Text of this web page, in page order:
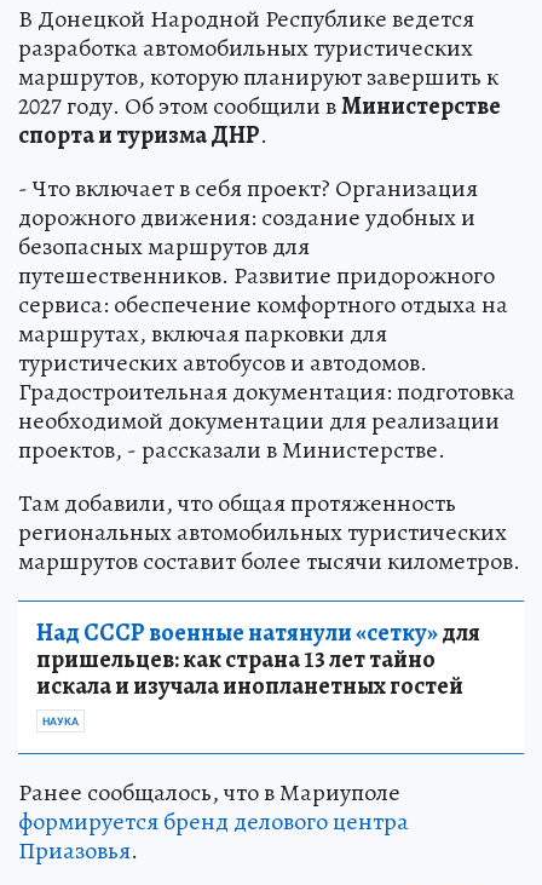
В Донецкой Народной Республике ведется
разработка автомобильных туристических
маршрутов, которую планируют завершить к
2027 году. Об этом сообщили вМинистерстве
спорта и туризма ДНР.
- Что включает в себя проект? Организация
дорожного движения: создание удобных и
безопасных маршрутов для
путешественников. Развитие придорожного
сервиса: обеспечение комфортного отдыха на
маршрутах, включая парковки для
туристических автобусов и автодомов.
Градостроительная документация: подготовка
необходимой документации для реализации
проектов, - рассказали в Министерстве.
Там добавили, что общая протяженность
региональных автомобильных туристических
маршрутов составит более тысячи километров.
Над СССР военные натянули «сетку»для
пришельцев: как страна 13 лет тайно
искала и изучала инопланетных гостей
НАУКА
Ранее сообщалось, что в Мариуполе
формируется бренд делового центра
Приазовья.